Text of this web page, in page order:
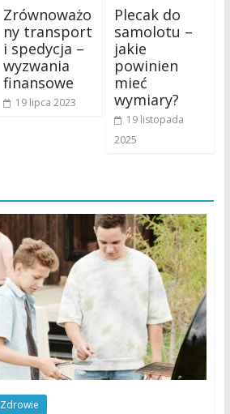
Zrównoważo
ny transport
i spedycja –
wyzwania
finansowe
19 lipca 2023
Plecak do
samolotu –
jakie
powinien
mieć
wymiary?
19 listopada
2025
Zdrowie